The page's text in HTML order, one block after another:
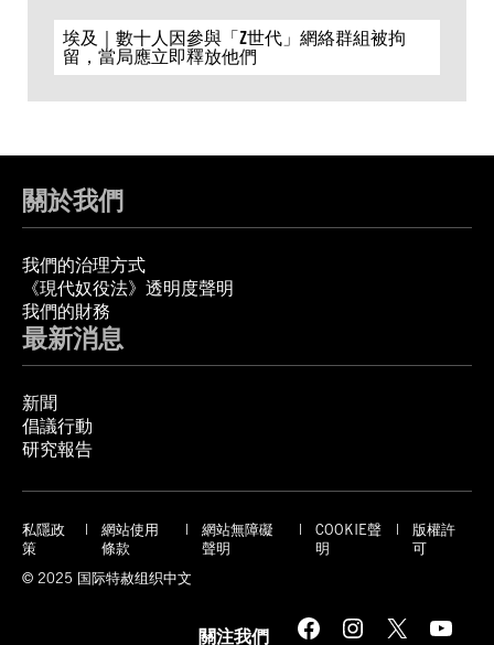
埃及｜數十人因參與「Z世代」網絡群組被拘
留，當局應立即釋放他們
關於我們
我們的治理方式
《現代奴役法》透明度聲明
我們的財務
最新消息
新聞
倡議行動
研究報告
私隱政
策
網站使用
條款
網站無障礙
聲明
COOKIE聲
明
版權許
可
© 2025 国际特赦组织中文
關注我們 Facebook Instagram X YouTube